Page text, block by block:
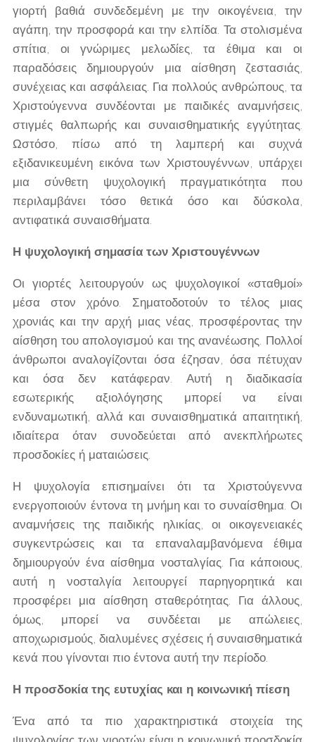
γιορτή βαθιά συνδεδεμένη με την οικογένεια, την
αγάπη, την προσφορά και την ελπίδα. Τα στολισμένα
σπίτια, οι γνώριμες μελωδίες, τα έθιμα και οι
παραδόσεις δημιουργούν μια αίσθηση ζεστασιάς,
συνέχειας και ασφάλειας. Για πολλούς ανθρώπους, τα
Χριστούγεννα συνδέονται με παιδικές αναμνήσεις,
στιγμές θαλπωρής και συναισθηματικής εγγύτητας.
Ωστόσο, πίσω από τη λαμπερή και συχνά
εξιδανικευμένη εικόνα των Χριστουγέννων, υπάρχει
μια σύνθετη ψυχολογική πραγματικότητα που
περιλαμβάνει τόσο θετικά όσο και δύσκολα,
αντιφατικά συναισθήματα.
Η ψυχολογική σημασία των Χριστουγέννων
Οι γιορτές λειτουργούν ως ψυχολογικοί «σταθμοί»
μέσα στον χρόνο. Σηματοδοτούν το τέλος μιας
χρονιάς και την αρχή μιας νέας, προσφέροντας την
αίσθηση του απολογισμού και της ανανέωσης. Πολλοί
άνθρωποι αναλογίζονται όσα έζησαν, όσα πέτυχαν
και όσα δεν κατάφεραν. Αυτή η διαδικασία
εσωτερικής αξιολόγησης μπορεί να είναι
ενδυναμωτική, αλλά και συναισθηματικά απαιτητική,
ιδιαίτερα όταν συνοδεύεται από ανεκπλήρωτες
προσδοκίες ή ματαιώσεις.
Η ψυχολογία επισημαίνει ότι τα Χριστούγεννα
ενεργοποιούν έντονα τη μνήμη και το συναίσθημα. Οι
αναμνήσεις της παιδικής ηλικίας, οι οικογενειακές
συγκεντρώσεις και τα επαναλαμβανόμενα έθιμα
δημιουργούν ένα αίσθημα νοσταλγίας. Για κάποιους,
αυτή η νοσταλγία λειτουργεί παρηγορητικά και
προσφέρει μια αίσθηση σταθερότητας. Για άλλους,
όμως, μπορεί να συνδέεται με απώλειες,
αποχωρισμούς, διαλυμένες σχέσεις ή συναισθηματικά
κενά που γίνονται πιο έντονα αυτή την περίοδο.
Η προσδοκία της ευτυχίας και η κοινωνική πίεση
Ένα από τα πιο χαρακτηριστικά στοιχεία της